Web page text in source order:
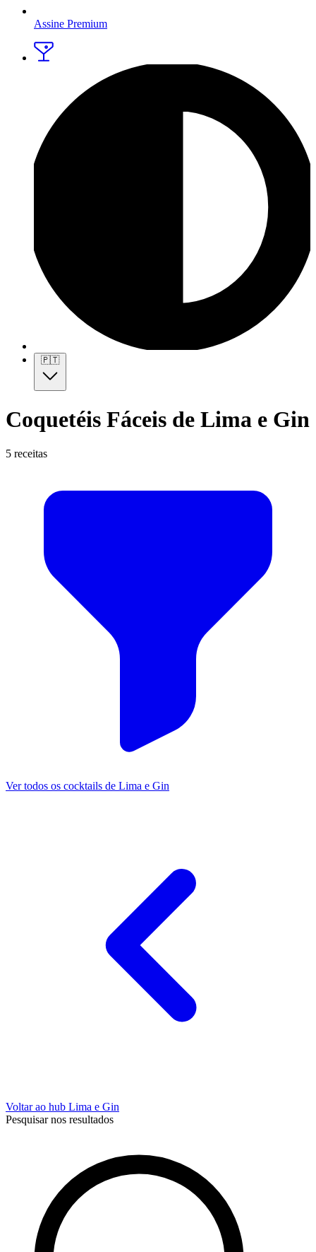
Assine Premium
🇵🇹
Coquetéis Fáceis de Lima e Gin
5 receitas
Ver todos os cocktails de Lima e Gin
Voltar ao hub Lima e Gin
Pesquisar nos resultados